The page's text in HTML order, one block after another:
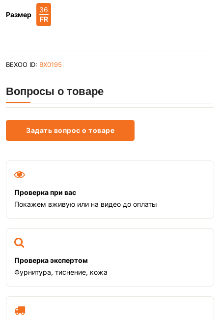
Размер
36
FR
BEXOO ID: BX0195
Вопросы о товаре
Задать вопрос о товаре
Проверка при вас
Покажем вживую или на видео до оплаты
Проверка экспертом
Фурнитура, тиснение, кожа